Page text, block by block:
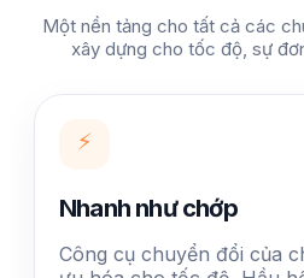
Một nền tảng cho tất cả các
xây dựng cho tốc độ, sự
⚡
Nhanh như chớp
Công cụ chuyển đổi của